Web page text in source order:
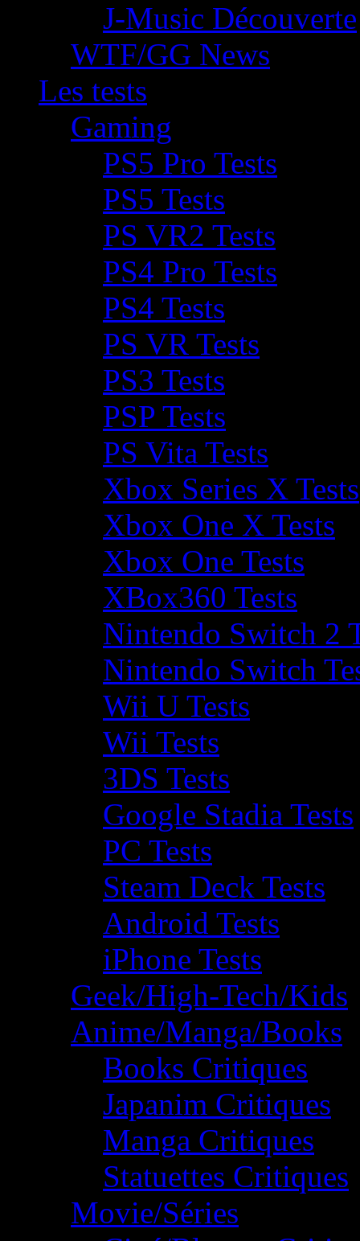
J-Music Découverte
WTF/GG News
Les tests
Gaming
PS5 Pro Tests
PS5 Tests
PS VR2 Tests
PS4 Pro Tests
PS4 Tests
PS VR Tests
PS3 Tests
PSP Tests
PS Vita Tests
Xbox Series X Tests
Xbox One X Tests
Xbox One Tests
XBox360 Tests
Nintendo Switch 2
Nintendo Switch
Wii U Tests
Wii Tests
3DS Tests
Google Stadia Tests
PC Tests
Steam Deck Tests
Android Tests
iPhone Tests
Geek/High-Tech/Kids
Anime/Manga/Books
Books Critiques
Japanim Critiques
Manga Critiques
Statuettes Critiques
Movie/Séries